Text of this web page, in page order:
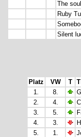
The
Ruby
Silent
Platz VW T
1.
8.
2.
4.
3.
5.
4.
3.
5.
1.